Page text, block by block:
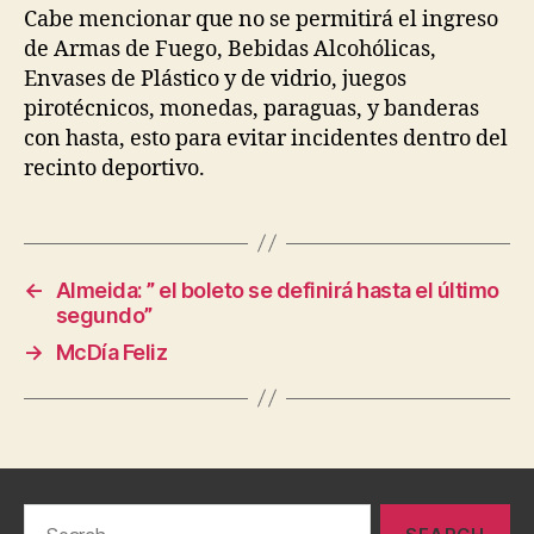
Cabe mencionar que no se permitirá el ingreso
de Armas de Fuego, Bebidas Alcohólicas,
Envases de Plástico y de vidrio, juegos
pirotécnicos, monedas, paraguas, y banderas
con hasta, esto para evitar incidentes dentro del
recinto deportivo.
←
Almeida: ” el boleto se definirá hasta el último
segundo”
→
McDía Feliz